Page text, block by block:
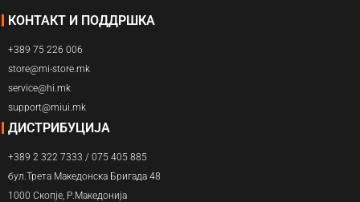
КОНТАКТ И ПОДДРШКА
+389 75 226 006
store@mi-store.mk
service@hi.mk
support@miui.mk
ДИСТРИБУЦИЈА
+389 2 322 7333 / 075 405 885
бул.Трета Македонска Бригада 48
1000 Скопје, Р.Македонија